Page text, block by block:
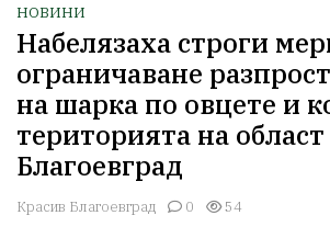
НОВИНИ
Набелязаха строги
ограничаване
на шарка по овцете и
територията на област
Благоевград
Красив Благоевград 0 54